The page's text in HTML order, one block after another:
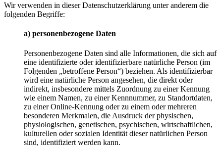
Wir verwenden in dieser Datenschutzerklärung unter anderem die
folgenden Begriffe:
a) personenbezogene Daten
Personenbezogene Daten sind alle Informationen, die sich auf
eine identifizierte oder identifizierbare natürliche Person (im
Folgenden „betroffene Person“) beziehen. Als identifizierbar
wird eine natürliche Person angesehen, die direkt oder
indirekt, insbesondere mittels Zuordnung zu einer Kennung
wie einem Namen, zu einer Kennnummer, zu Standortdaten,
zu einer Online-Kennung oder zu einem oder mehreren
besonderen Merkmalen, die Ausdruck der physischen,
physiologischen, genetischen, psychischen, wirtschaftlichen,
kulturellen oder sozialen Identität dieser natürlichen Person
sind, identifiziert werden kann.